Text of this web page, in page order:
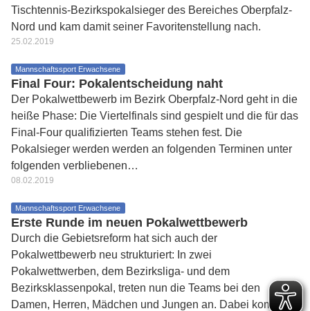
Tischtennis-Bezirkspokalsieger des Bereiches Oberpfalz-
Nord und kam damit seiner Favoritenstellung nach.
25.02.2019
Mannschaftssport Erwachsene
Final Four: Pokalentscheidung naht
Der Pokalwettbewerb im Bezirk Oberpfalz-Nord geht in die
heiße Phase: Die Viertelfinals sind gespielt und die für das
Final-Four qualifizierten Teams stehen fest. Die
Pokalsieger werden werden an folgenden Terminen unter
folgenden verbliebenen…
08.02.2019
Mannschaftssport Erwachsene
Erste Runde im neuen Pokalwettbewerb
Durch die Gebietsreform hat sich auch der
Pokalwettbewerb neu strukturiert: In zwei
Pokalwettwerben, dem Bezirksliga- und dem
Bezirksklassenpokal, treten nun die Teams bei den
Damen, Herren, Mädchen und Jungen an. Dabei kommt